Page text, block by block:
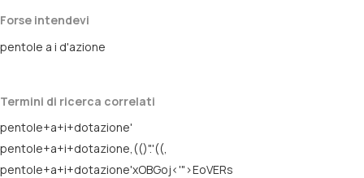
Forse intendevi
pentole a i d'azione
Termini di ricerca correlati
pentole+a+i+dotazione'
pentole+a+i+dotazione,(()".'((,
pentole+a+i+dotazione'xOBGoj<'">EoVERs